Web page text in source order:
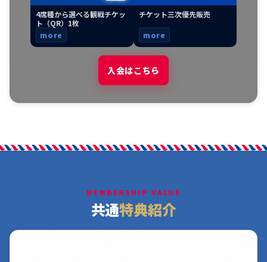
4席種から選べる観戦チケッ
ト（QR）1枚
more
チケット三次優先販売
more
入会はこちら
MEMBERSHIP VALUE
共通特典紹介